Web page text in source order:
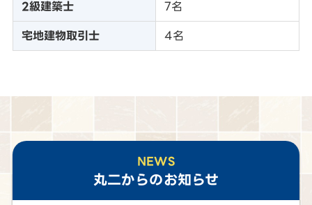
2級建築士 7名
宅地建物取引士 4名
NEWS
丸二からのお知らせ